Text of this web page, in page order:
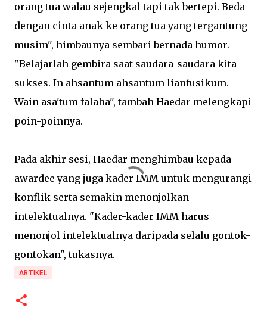
orang tua walau sejengkal tapi tak bertepi. Beda
dengan cinta anak ke orang tua yang tergantung
musim", himbaunya sembari bernada humor.
"Belajarlah gembira saat saudara-saudara kita
sukses. In ahsantum ahsantum lianfusikum.
Wain asa'tum falaha", tambah Haedar melengkapi
poin-poinnya.
Pada akhir sesi, Haedar menghimbau kepada
awardee yang juga kader IMM untuk mengurangi
konflik serta semakin menonjolkan
intelektualnya. "Kader-kader IMM harus
menonjol intelektualnya daripada selalu gontok-
gontokan", tukasnya.
ARTIKEL